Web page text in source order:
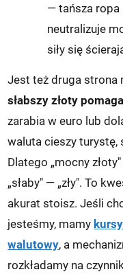
— tańsza ropa
neutralizuje
siły się
Jest też druga strona
słabszy złoty
zarabia w euro lub
waluta cieszy turystę,
Dlatego „mocny
„słaby" — „zły". To
akurat stoisz. Jeśli
jesteśmy, mamy
walutowy, a
rozkładamy na